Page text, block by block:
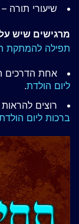
שיעורי תורה –
מרגישים שיש
תפילה להמתקת
אחת הדרכים
ליום הולדת.
רוצים
ברכות ליום